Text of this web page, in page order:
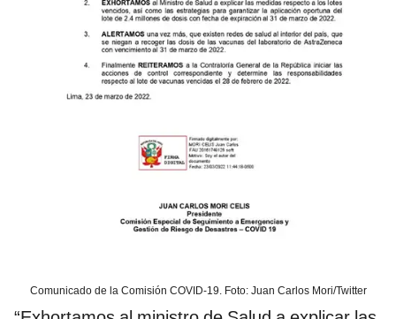
Comunicado de la Comisión COVID-19. Foto: Juan Carlos Mori/Twitter